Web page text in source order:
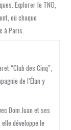
Explorer le TNO,
où chaque
à Paris.
“Club des Cinq”,
de l’Élan y
Dom Juan et ses
développe le